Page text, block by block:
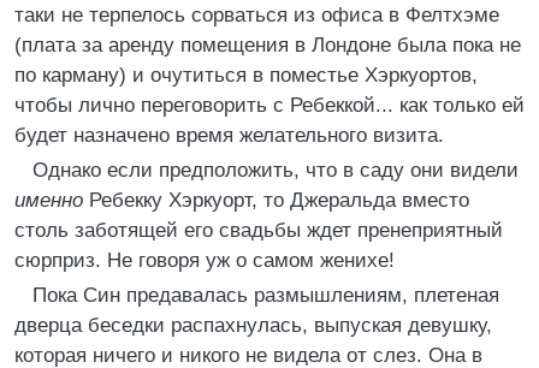
таки не терпелось сорваться из офиса в Фелтхэме
(плата за аренду помещения в Лондоне была пока не
по карману) и очутиться в поместье Хэркуортов,
чтобы лично переговорить с Ребеккой... как только ей
будет назначено время желательного визита.
Однако если предположить, что в саду они видели
именно Ребекку Хэркуорт, то Джеральда вместо
столь заботящей его свадьбы ждет пренеприятный
сюрприз. Не говоря уж о самом женихе!
Пока Син предавалась размышлениям, плетеная
дверца беседки распахнулась, выпуская девушку,
которая ничего и никого не видела от слез. Она в